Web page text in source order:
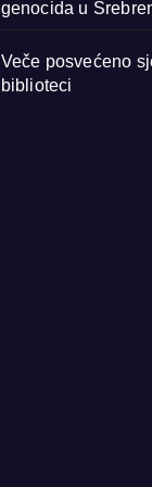
genocida u
Veče posvećeno
biblioteci